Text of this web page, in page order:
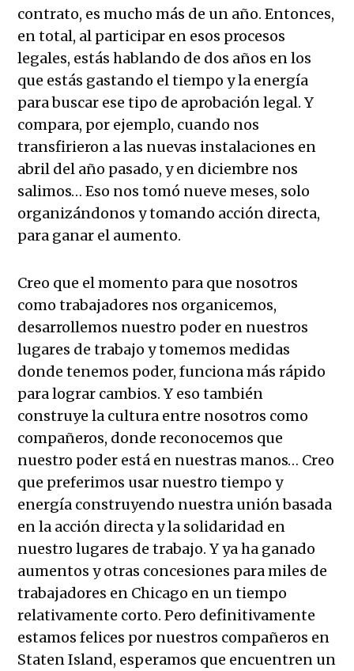
contrato, es mucho más de un año. Entonces,
en total, al participar en esos procesos
legales, estás hablando de dos años en los
que estás gastando el tiempo y la energía
para buscar ese tipo de aprobación legal. Y
compara, por ejemplo, cuando nos
transfirieron a las nuevas instalaciones en
abril del año pasado, y en diciembre nos
salimos… Eso nos tomó nueve meses, solo
organizándonos y tomando acción directa,
para ganar el aumento.
Creo que el momento para que nosotros
como trabajadores nos organicemos,
desarrollemos nuestro poder en nuestros
lugares de trabajo y tomemos medidas
donde tenemos poder, funciona más rápido
para lograr cambios. Y eso también
construye la cultura entre nosotros como
compañeros, donde reconocemos que
nuestro poder está en nuestras manos… Creo
que preferimos usar nuestro tiempo y
energía construyendo nuestra unión basada
en la acción directa y la solidaridad en
nuestro lugares de trabajo. Y ya ha ganado
aumentos y otras concesiones para miles de
trabajadores en Chicago en un tiempo
relativamente corto. Pero definitivamente
estamos felices por nuestros compañeros en
Staten Island, esperamos que encuentren un